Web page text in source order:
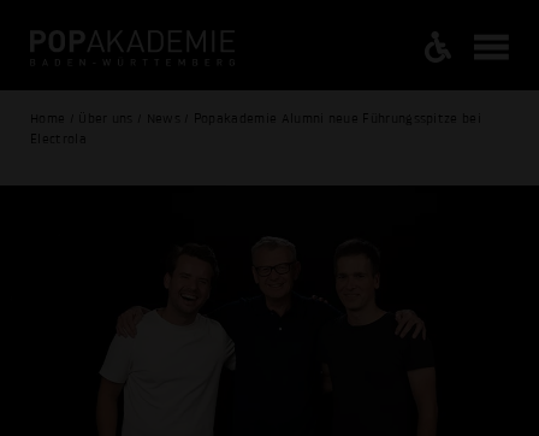
Home / Über uns / News / Popakademie Alumni neue Führungsspitze bei
Electrola